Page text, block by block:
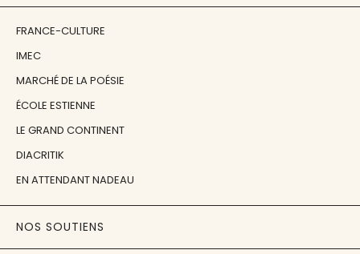
FRANCE-CULTURE
IMEC
MARCHÉ DE LA POÉSIE
ÉCOLE ESTIENNE
LE GRAND CONTINENT
DIACRITIK
EN ATTENDANT NADEAU
NOS SOUTIENS